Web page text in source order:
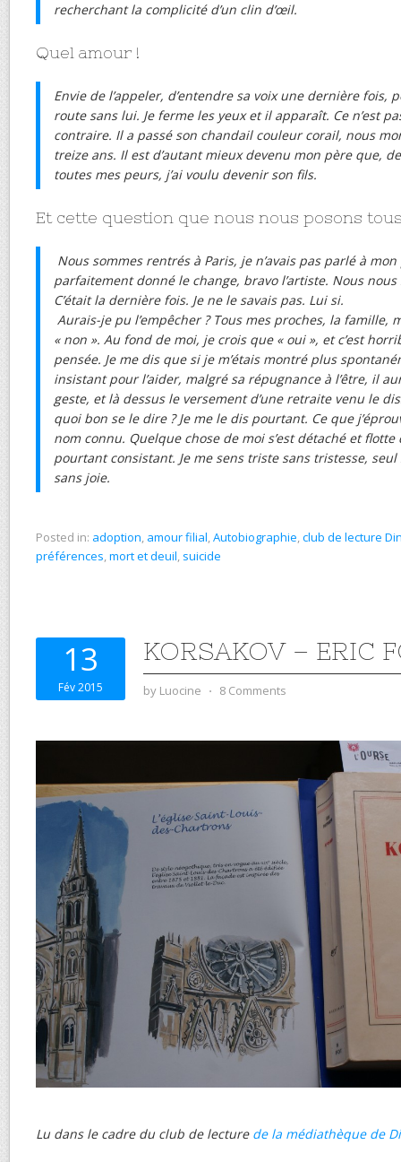
recherchant la complicité d’un clin d’œil.
Quel amour !
Envie de l’appeler, d’entendre sa voix une dernière fois,
route sans lui. Je ferme les yeux et il apparaît. Ce n’est
contraire. Il a passé son chandail couleur corail, nous
treize ans. Il est d’autant mieux devenu mon père que,
toutes mes peurs, j’ai voulu devenir son fils.
Et cette question que nous nous posons
Nous sommes rentrés à Paris, je n’avais pas parlé à
parfaitement donné le change, bravo l’artiste. Nous nous
C’était la dernière fois. Je ne le savais pas. Lui si.
Aurais-je pu l’empêcher ? Tous mes proches, la famille,
« non ». Au fond de moi, je crois que « oui », et c’est
pensée. Je me dis que si je m’étais montré plus
insistant pour l’aider, malgré sa répugnance à l’être, il
geste, et là dessus le versement d’une retraite venu le
quoi bon se le dire ? Je me le dis pourtant. Ce que
nom connu. Quelque chose de moi s’est détaché et flotte
pourtant consistant. Je me sens triste sans tristesse,
sans joie.
Posted in: adoption, amour filial,Autobiographie,club de lecture
préférences,mort et deuil, suicide
13
Fév 2015
KORSAKOV – ERIC
by Luocine ⋅ 8 Comments
Lu dans le cadre du club de lecture de la médiathèque de